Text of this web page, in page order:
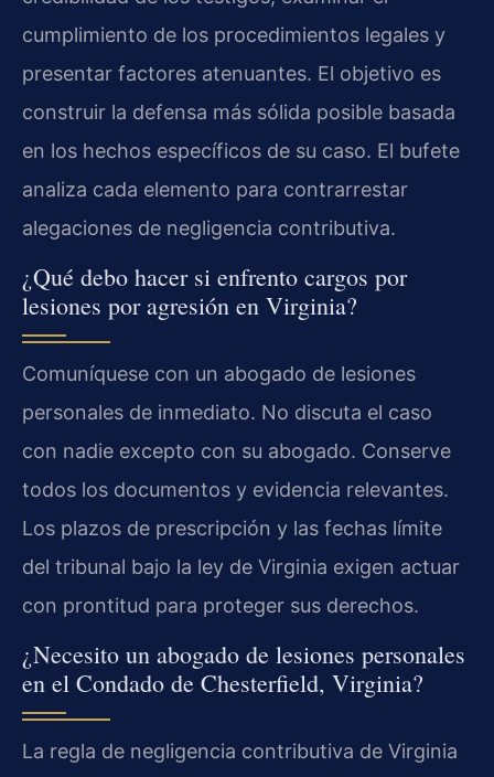
cumplimiento de los procedimientos legales y
presentar factores atenuantes. El objetivo es
construir la defensa más sólida posible basada
en los hechos específicos de su caso. El bufete
analiza cada elemento para contrarrestar
alegaciones de negligencia contributiva.
¿Qué debo hacer si enfrento cargos por
lesiones por agresión en Virginia?
Comuníquese con un abogado de lesiones
personales de inmediato. No discuta el caso
con nadie excepto con su abogado. Conserve
todos los documentos y evidencia relevantes.
Los plazos de prescripción y las fechas límite
del tribunal bajo la ley de Virginia exigen actuar
con prontitud para proteger sus derechos.
¿Necesito un abogado de lesiones personales
en el Condado de Chesterfield, Virginia?
La regla de negligencia contributiva de Virginia